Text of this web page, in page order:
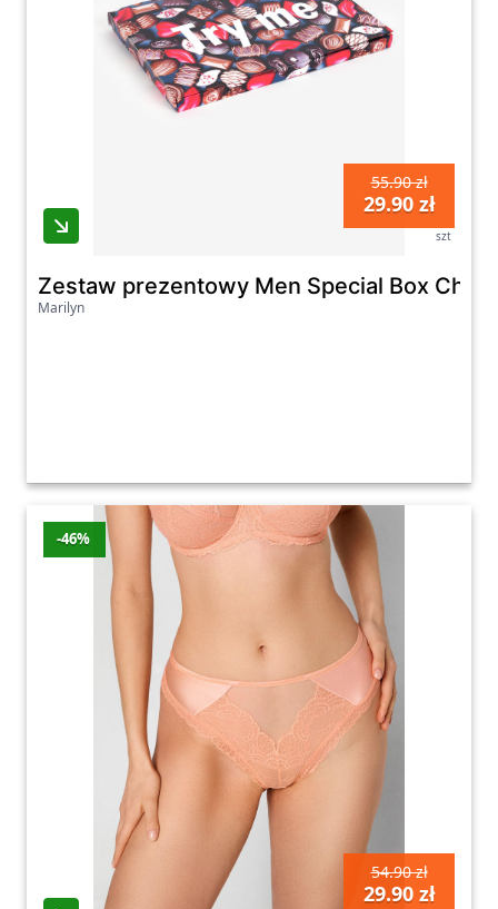
55.90 zł
29.90 zł
szt
Zestaw prezentowy Men Special Box
Marilyn
-46%
54.90 zł
29.90 zł